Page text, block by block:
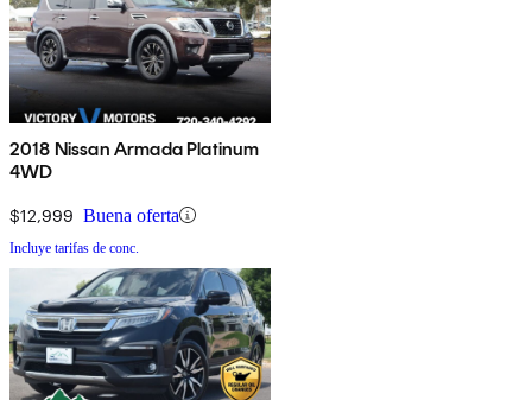
2018 Nissan Armada Platinum
4WD
$12,999 Buena oferta
Incluye tarifas de conc.